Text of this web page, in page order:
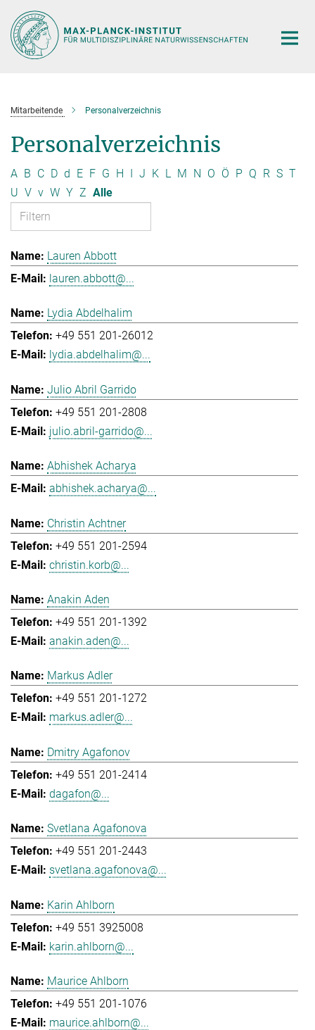
Hauptinhalt
Mitarbeitende Personalverzeichnis
Personalverzeichnis
A B C D d E F G H I J K L M N O Ö P Q R S T
U V v W Y Z Alle
Lauren Abbott
lauren.abbott@...
Lydia Abdelhalim
+49 551 201-26012
lydia.abdelhalim@...
Julio Abril Garrido
+49 551 201-2808
julio.abril-garrido@...
Abhishek Acharya
abhishek.acharya@...
Christin Achtner
+49 551 201-2594
christin.korb@...
Anakin Aden
+49 551 201-1392
anakin.aden@...
Markus Adler
+49 551 201-1272
markus.adler@...
Dmitry Agafonov
+49 551 201-2414
dagafon@...
Svetlana Agafonova
+49 551 201-2443
svetlana.agafonova@...
Karin Ahlborn
+49 551 3925008
karin.ahlborn@...
Maurice Ahlborn
+49 551 201-1076
maurice.ahlborn@...